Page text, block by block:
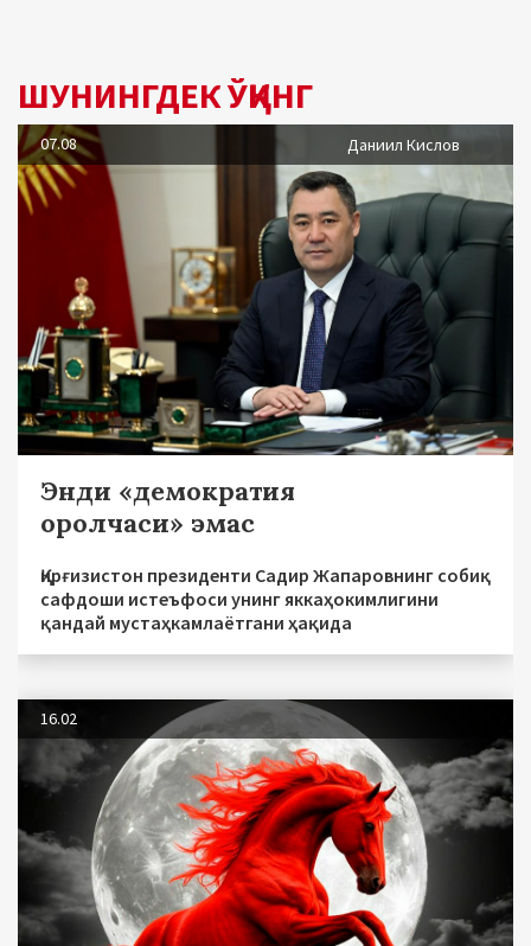
ШУНИНГДЕК ЎҚИНГ
07.08 Даниил Кислов
Энди «демократия
оролчаси» эмас
Қирғизистон президенти Садир Жапаровнинг собиқ
сафдоши истеъфоси унинг яккаҳокимлигини
қандай мустаҳкамлаётгани ҳақида
16.02